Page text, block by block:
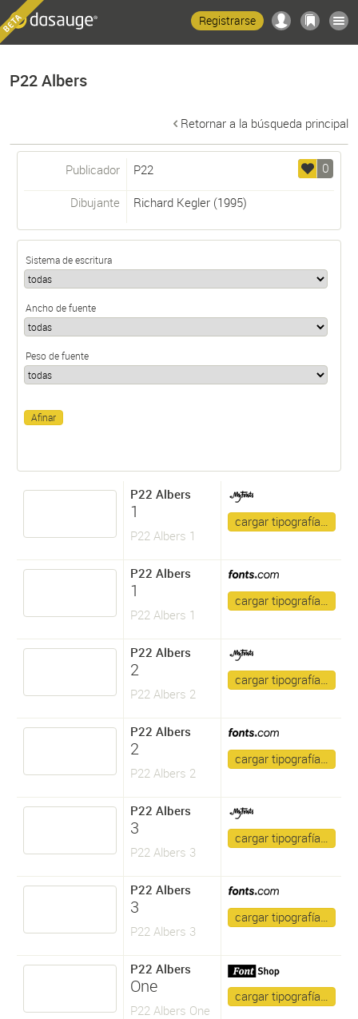
Registrarse
P22 Albers
Retornar a la búsqueda principal
0
Publicador P22
Dibujante Richard Kegler(1995)
Sistema de escritura
Ancho de fuente
Peso de fuente
P22 Albers
1
P22 Albers 1
cargar tipografía…
P22 Albers
1
P22 Albers 1
cargar tipografía…
P22 Albers
2
P22 Albers 2
cargar tipografía…
P22 Albers
2
P22 Albers 2
cargar tipografía…
P22 Albers
3
P22 Albers 3
cargar tipografía…
P22 Albers
3
P22 Albers 3
cargar tipografía…
P22 Albers
One
P22 Albers One
cargar tipografía…